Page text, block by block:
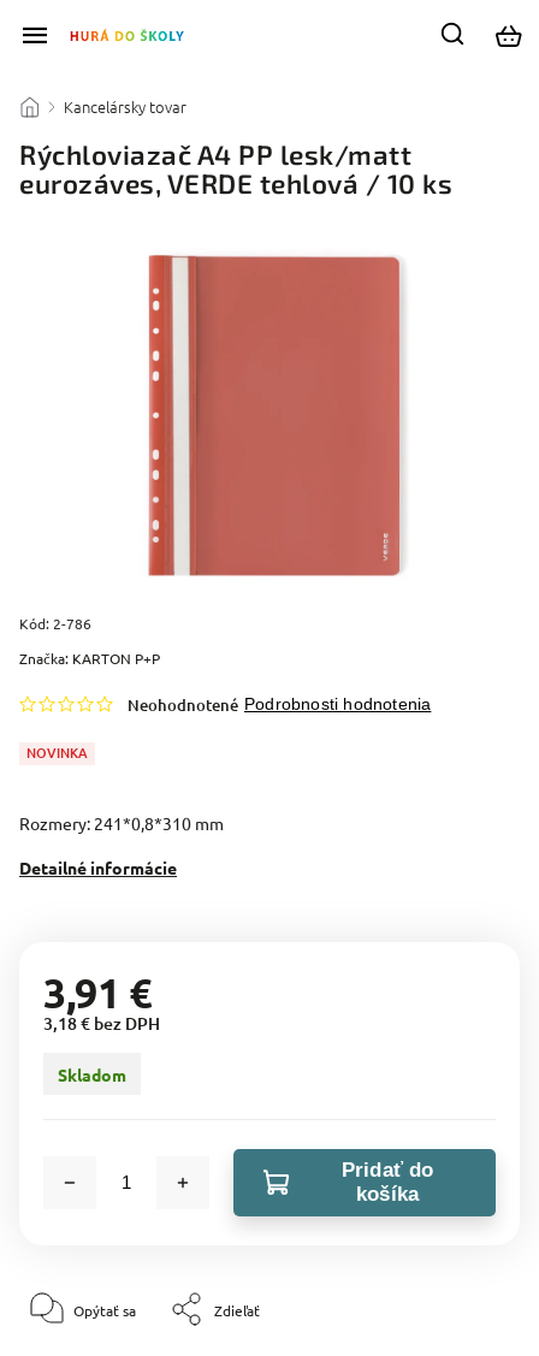
/ Kancelársky tovar
Rýchloviazač A4 PP lesk/matt
eurozáves, VERDE tehlová / 10 ks
Kód: 2-786
NOVINKA
Neohodnotené Podrobnosti hodnotenia
Rozmery: 241*0,8*310 mm
Detailné informácie
Značka: KARTON P+P
3,91 €
3,18 € bez DPH
Skladom
Pridať do
košíka
Opýtať sa Zdieľať